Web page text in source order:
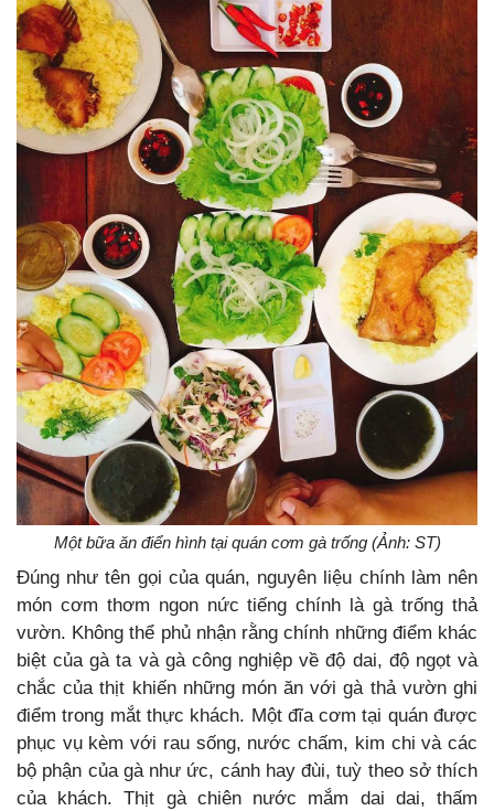
Một bữa ăn điển hình tại quán cơm gà trống (Ảnh: ST)
Đúng như tên gọi của quán, nguyên liệu chính làm nên
món cơm thơm ngon nức tiếng chính là gà trống thả
vườn. Không thể phủ nhận rằng chính những điểm khác
biệt của gà ta và gà công nghiệp về độ dai, độ ngọt và
chắc của thịt khiến những món ăn với gà thả vườn ghi
điểm trong mắt thực khách. Một đĩa cơm tại quán được
phục vụ kèm với rau sống, nước chấm, kim chi và các
bộ phận của gà như ức, cánh hay đùi, tuỳ theo sở thích
của khách. Thịt gà chiên nước mắm dai dai, thấm